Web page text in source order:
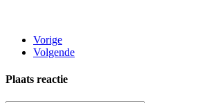
Vorige
Volgende
Plaats reactie